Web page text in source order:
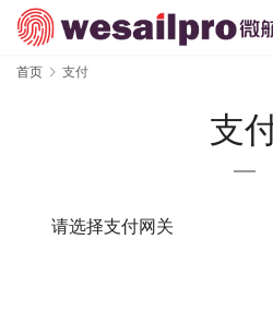
首页 支付
支
请选择支付网关